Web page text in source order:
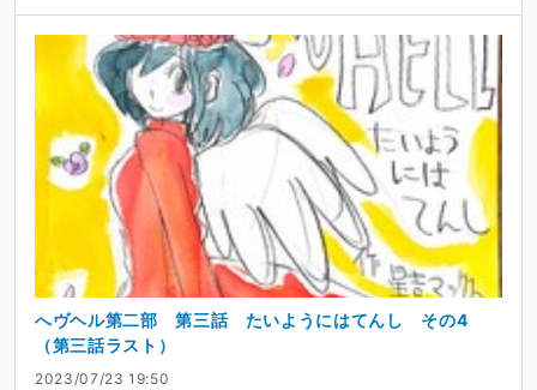
2023/07/23 19:50
へヴヘル第二部 第三話 たいようにはてんし その4
（第三話ラスト）